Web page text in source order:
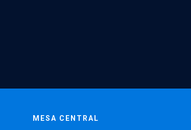
MESA CENTRAL